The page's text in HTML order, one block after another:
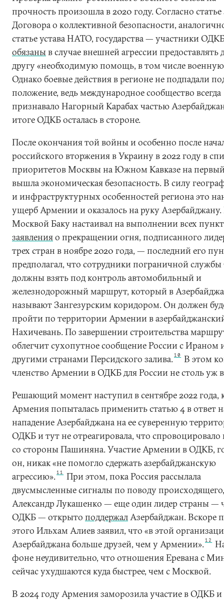
прочность произошла в 2020 году. Согласно статье
Договора о коллективной безопасности,
статье устава НАТО, государства — участники
обязаныв случае внешней агрессии предоставлять
другу «необходимую помощь, в том числе
Однако боевые действия в регионе не подпадали
положение, ведь международное сообщество всегда
признавало Нагорный Карабах частью
итоге ОДКБ осталась в стороне.
После окончания той войны и особенно после
российского вторжения в Украину в 2022 году в
приоритетов Москвы на Южном Кавказе на
вышла экономическая безопасность. В силу
и инфраструктурных особенностей региона это
ущерб Армении и оказалось на руку Азербайджану.
Москвой Баку настаивал на выполнении всех
заявленияо прекращении огня, подписанного
трех стран в ноябре 2020 года, — последний его
предполагал, что сотрудники пограничной
должны взять под контроль автомобильный и
железнодорожный маршрут, который в
называют Зангезурским коридором. Он должен
пройти по территории Армении в
Нахичевань. По завершении строительства
облегчит сухопутное сообщение России с Ираном
другими странами Персидского залива.10
В этом
членство Армении в ОДКБ для России не столь уж
Решающий момент наступил в сентябре 2022 года,
Армения попыталась применить статью 4 в ответ
нападение Азербайджана на ее суверенную
ОДКБ и тут не отреагировала, что спровоцировало
со стороны Пашиняна. Участие Армении в ОДКБ,
он, никак «не помогло сдержать азербайджанскую
агрессию».11
При этом, пока Россия рассылала
двусмысленные сигналы по поводу происходящего,
Александр Лукашенко — еще один лидер страны —
ОДКБ — открыто поддержалАзербайджан. Вскоре
этого Ильхам Алиев заявил, что «в этой
Азербайджана больше друзей, чем у Армении».12
фоне неудивительно, что отношения Еревана с
сейчас ухудшаются куда быстрее, чем с Москвой.
В 2024 году Армения заморозила участие в ОДКБ и